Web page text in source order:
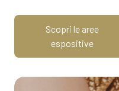
Scopri le aree
espositive